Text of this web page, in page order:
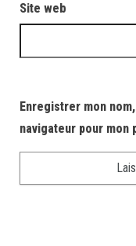
Site web
Enregistrer mon
navigateur pour mon